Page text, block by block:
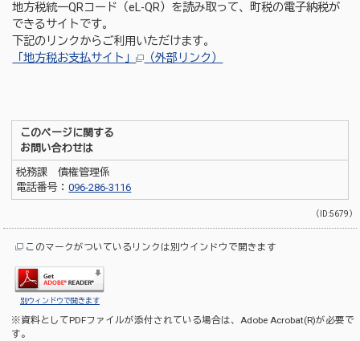
地方税統一QRコード（eL-QR）を読み取って、町税の電子納税が
できるサイトです。
下記のリンクからご利用いただけます。
「地方税お支払サイト」
（外部リンク）
このページに関する
お問い合わせは
税務課 債権管理係
電話番号：096-286-3116
（ID:5679）
このマークがついているリンクは別ウインドウで開きます
別ウィンドウで開きます
※資料としてPDFファイルが添付されている場合は、Adobe Acrobat(R)が必要で
す。